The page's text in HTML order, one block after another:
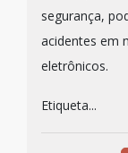
segurança,
acidentes em
eletrônicos.
Etiqueta...